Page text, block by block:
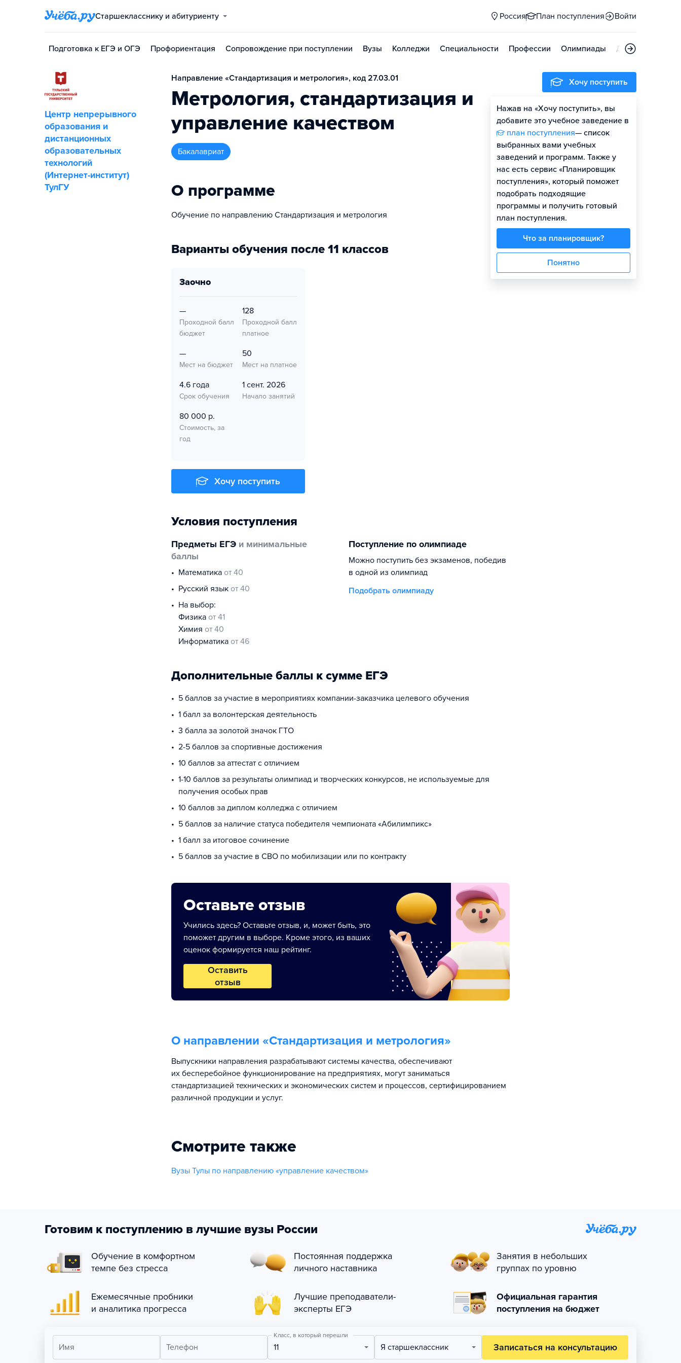
Старшекласснику и абитуриенту Россия План поступления Войти
Подготовка к ЕГЭ и ОГЭ Профориентация Сопровождение при поступлении Вузы Колледжи Специальности Профессии Олимпиады Дни открытых
Центр непрерывного
образования и
дистанционных
образовательных
технологий
(Интернет-институт)
ТулГУ
Направление «Стандартизация и метрология», код 27.03.01
Метрология, стандартизация и
управление качеством
бакалавриат
О программе
Обучение по направлению Стандартизация и метрология
Варианты обучения после 11 классов
заочно
—
Проходной балл
бюджет
128
Проходной балл
платное
—
Мест на бюджет
50
Мест на платное
4.6 года
Срок обучения
1 сент. 2026
Начало занятий
80 000 р.
Стоимость, за
год
Хочу поступить
Условия поступления
Предметы ЕГЭ и минимальные
баллы
математика от 40
русский язык от 40
На выбор:
физика от 41
химия от 40
информатика от 46
Поступление по олимпиаде
Можно поступить без экзаменов, победив
в одной из олимпиад
Подобрать олимпиаду
Дополнительные баллы к сумме ЕГЭ
5 баллов за участие в мероприятиях компании-заказчика целевого обучения
1 балл за волонтерская деятельность
3 балла за золотой значок ГТО
2-5 баллов за спортивные достижения
10 баллов за аттестат с отличием
1-10 баллов за результаты олимпиад и творческих конкурсов, не используемые для
получения особых прав
10 баллов за диплом колледжа с отличием
5 баллов за наличие статуса победителя чемпионата «Абилимпикс»
1 балл за итоговое сочинение
5 баллов за участие в СВО по мобилизации или по контракту
Оставьте отзыв
Учились здесь? Оставьте отзыв, и, может быть, это
поможет другим в выборе. Кроме этого, из ваших
оценок формируется наш рейтинг.
Оставить
отзыв
О направлении «Стандартизация и метрология»
Выпускники направления разрабатывают системы качества, обеспечивают
их бесперебойное функционирование на предприятиях, могут заниматься
стандартизацией технических и экономических систем и процессов, сертифицированием
различной продукции и услуг.
Смотрите также
Вузы Тулы по направлению «управление качеством»
Хочу поступить
Нажав на «Хочу поступить», вы
добавите это учебное заведение в
план поступления— список
выбранных вами учебных
заведений и программ. Также у
нас есть сервис «Планировщик
поступления», который поможет
подобрать подходящие
программы и получить готовый
план поступления.
Что за планировщик?
Понятно
Готовим к поступлению в лучшие вузы России
Обучение в комфортном
темпе без стресса
Постоянная поддержка
личного наставника
Занятия в небольших
группах по уровню
Ежемесячные пробники
и аналитика прогресса
Лучшие преподаватели-
эксперты ЕГЭ
Официальная гарантия
поступления на бюджет
Имя Телефон
Класс, в который перешли
11 Я старшеклассник Записаться на консультацию